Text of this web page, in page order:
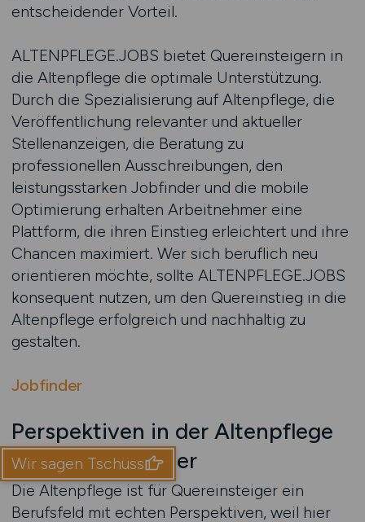
entscheidender Vorteil.
ALTENPFLEGE.JOBS bietet Quereinsteigern in
die Altenpflege die optimale Unterstützung.
Durch die Spezialisierung auf Altenpflege, die
Veröffentlichung relevanter und aktueller
Stellenanzeigen, die Beratung zu
professionellen Ausschreibungen, den
leistungsstarken Jobfinder und die mobile
Optimierung erhalten Arbeitnehmer eine
Plattform, die ihren Einstieg erleichtert und ihre
Chancen maximiert. Wer sich beruflich neu
orientieren möchte, sollte ALTENPFLEGE.JOBS
konsequent nutzen, um den Quereinstieg in die
Altenpflege erfolgreich und nachhaltig zu
gestalten.
Jobfinder
Perspektiven in der Altenpflege
für Quereinsteiger
Die Altenpflege ist für Quereinsteiger ein
Berufsfeld mit echten Perspektiven, weil hier
Wir sagen Tschüss